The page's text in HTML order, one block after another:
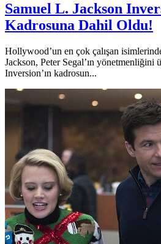
Samuel L. Jackson
Kadrosuna Dahil Oldu!
Hollywood’un en çok çalışan
Jackson, Peter Segal’ın
Inversion’ın kadrosun...